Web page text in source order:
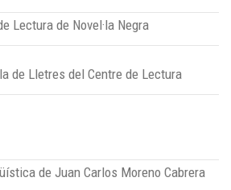
Lectura de Novel·la Negra
de Lletres del Centre de Lectura
de Juan Carlos Moreno Cabrera